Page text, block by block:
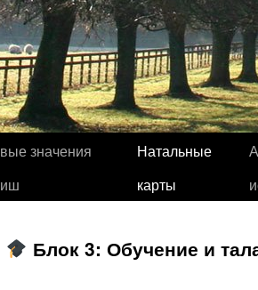
значения
Натальные
карты
Блок 3: Обучение и